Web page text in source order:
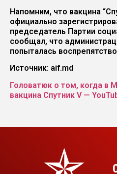
Напомним, что вакцина
официально
председатель Партии
сообщал, что
попыталась
Источник: aif.md
Головатюк о том, когда в
вакцина Спутник V —